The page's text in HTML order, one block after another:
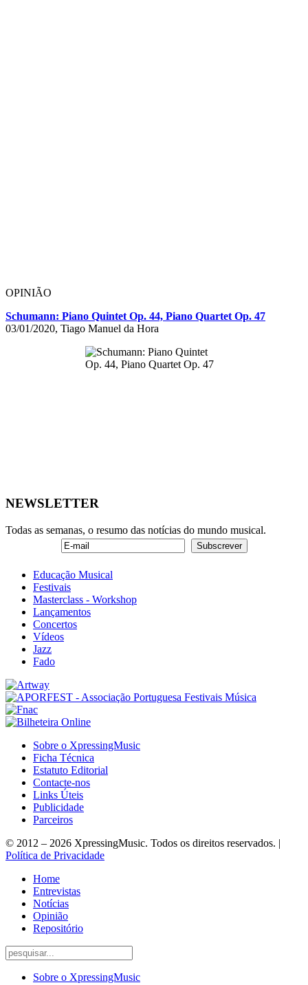
OPINIÃO
Schumann: Piano Quintet Op. 44, Piano Quartet Op. 47
03/01/2020, Tiago Manuel da Hora
NEWSLETTER
Todas as semanas, o resumo das notícias do mundo musical.
Educação Musical
Festivais
Masterclass - Workshop
Lançamentos
Concertos
Vídeos
Jazz
Fado
Sobre o XpressingMusic
Ficha Técnica
Estatuto Editorial
Contacte-nos
Links Úteis
Publicidade
Parceiros
© 2012 – 2026 XpressingMusic. Todos os direitos reservados. |
Política de Privacidade
Home
Entrevistas
Notícias
Opinião
Repositório
Sobre o XpressingMusic